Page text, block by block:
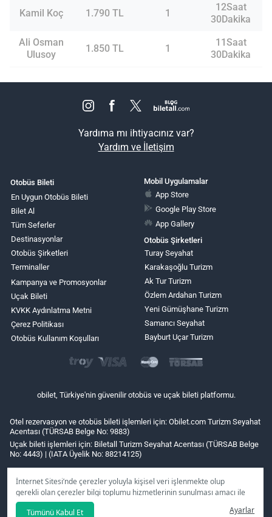
İnternet Sitesi’nde çerezler yoluyla kişisel veri işlenmekte olup
gerekli olan çerezler bilgi toplumu hizmetlerinin sunulması amacı ile
kullanılmaktadır. Tercihleriniz doğrultusunda size özel
kişiselleştirilmiş çerezleri ve özel kampanyaları
seçeneğine
Tümünü Kabul Et Ayarlar
Kamil Koç 1.790 TL 1
12Saat
30Dakika
Ali Osman
Ulusoy
1.850 TL 1
11Saat
30Dakika
Yardıma mı ihtiyacınız var?
Yardım ve İletişim
Otobüs Bileti
En Uygun Otobüs Bileti
Bilet Al
Tüm Seferler
Destinasyonlar
Otobüs Şirketleri
Terminaller
Kampanya ve Promosyonlar
Uçak Bileti
KVKK Aydınlatma Metni
Çerez Politikası
Otobüs Kullanım Koşulları
Mobil Uygulamalar
App Store
Google Play Store
App Gallery
Otobüs Şirketleri
Turay Seyahat
Karakaşoğlu Turizm
Ak Tur Turizm
Özlem Ardahan Turizm
Yeni Gümüşhane Turizm
Samancı Seyahat
Bayburt Uçar Turizm
obilet, Türkiye'nin güvenilir otobüs ve uçak bileti platformu.
Otel rezervasyon ve otobüs bileti işlemleri için: Obilet.com Turizm Seyahat
Acentası (TÜRSAB Belge No: 9883)
Uçak bileti işlemleri için: Biletall Turizm Seyahat Acentası (TÜRSAB Belge
No: 4443) | (IATA Üyelik No: 88214125)